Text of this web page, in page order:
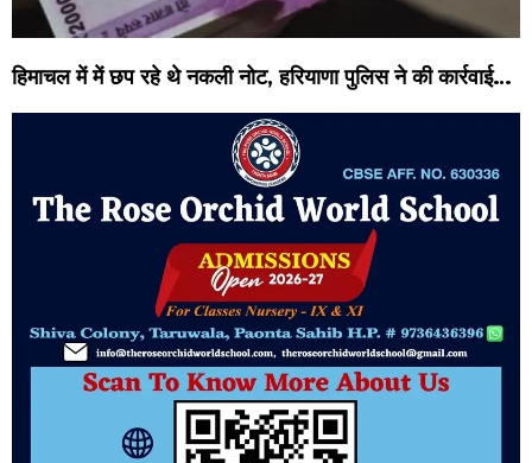
हिमाचल में में छप रहे थे नकली नोट, हरियाणा पुलिस ने की कार्रवाई…